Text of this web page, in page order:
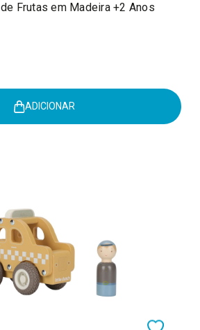
Frutas em Madeira +2 Anos
ADICIONAR